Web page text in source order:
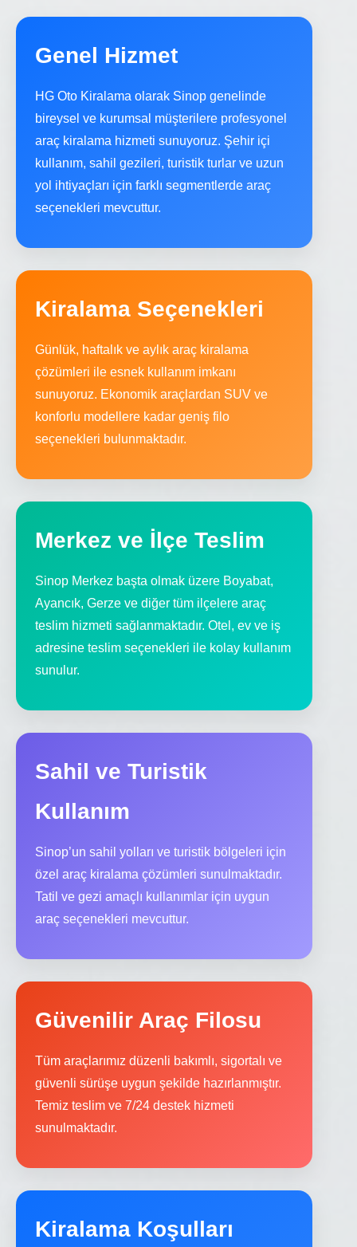
Genel Hizmet
HG Oto Kiralama olarak Sinop genelinde
bireysel ve kurumsal müşterilere profesyonel
araç kiralama hizmeti sunuyoruz. Şehir içi
kullanım, sahil gezileri, turistik turlar ve uzun
yol ihtiyaçları için farklı segmentlerde araç
seçenekleri mevcuttur.
Kiralama Seçenekleri
Günlük, haftalık ve aylık araç kiralama
çözümleri ile esnek kullanım imkanı
sunuyoruz. Ekonomik araçlardan SUV ve
konforlu modellere kadar geniş filo
seçenekleri bulunmaktadır.
Merkez ve İlçe Teslim
Sinop Merkez başta olmak üzere Boyabat,
Ayancık, Gerze ve diğer tüm ilçelere araç
teslim hizmeti sağlanmaktadır. Otel, ev ve iş
adresine teslim seçenekleri ile kolay kullanım
sunulur.
Sahil ve Turistik
Kullanım
Sinop’un sahil yolları ve turistik bölgeleri için
özel araç kiralama çözümleri sunulmaktadır.
Tatil ve gezi amaçlı kullanımlar için uygun
araç seçenekleri mevcuttur.
Güvenilir Araç Filosu
Tüm araçlarımız düzenli bakımlı, sigortalı ve
güvenli sürüşe uygun şekilde hazırlanmıştır.
Temiz teslim ve 7/24 destek hizmeti
sunulmaktadır.
Kiralama Koşulları